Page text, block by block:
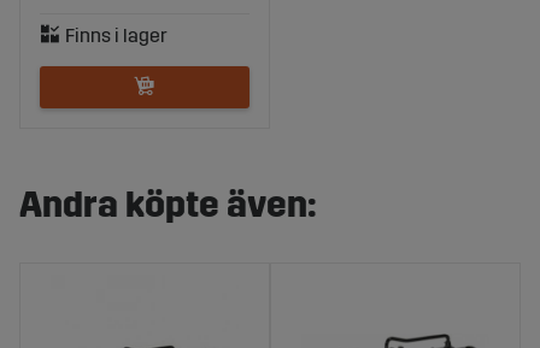
Andra köpte även: